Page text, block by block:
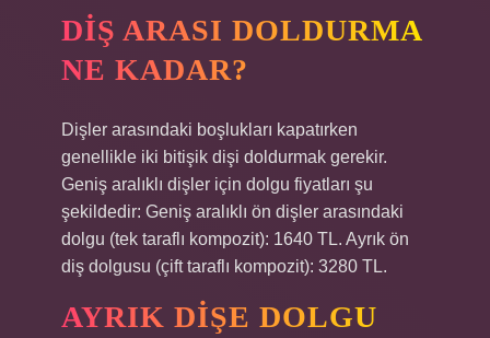
DIŞ ARASI DOLDURMA
NE KADAR?
Dişler arasındaki boşlukları kapatırken
genellikle iki bitişik dişi doldurmak gerekir.
Geniş aralıklı dişler için dolgu fiyatları şu
şekildedir: Geniş aralıklı ön dişler arasındaki
dolgu (tek taraflı kompozit): 1640 TL. Ayrık ön
diş dolgusu (çift taraflı kompozit): 3280 TL.
AYRIK DIŞE DOLGU